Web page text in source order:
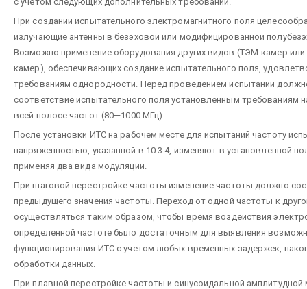
При создании испытательного электромагнитного поля
излучающие антенны в безэховой или модифицированной
Возможно применение оборудования других видов (ТЭМ-камер
камер), обеспечивающих создание испытательного поля,
требованиям однородности. Перед проведением испытаний
соответствие испытательного поля установленным требованиям
всей полосе частот (80—1000 МГц).
После установки ИТС на рабочем месте для испытаний частоту
напряженностью, указанной в 10.3.4, изменяют в установленной
применяя два вида модуляции.
При шаговой перестройке частоты изменение частоты должно
предыдущего значения частоты. Переход от одной частоты к
осуществляться таким образом, чтобы время воздействия
определенной частоте было достаточным для выявления
функционирования ИТС с учетом любых временных задержек,
обработки данных.
При плавной перестройке частоты и синусоидальной